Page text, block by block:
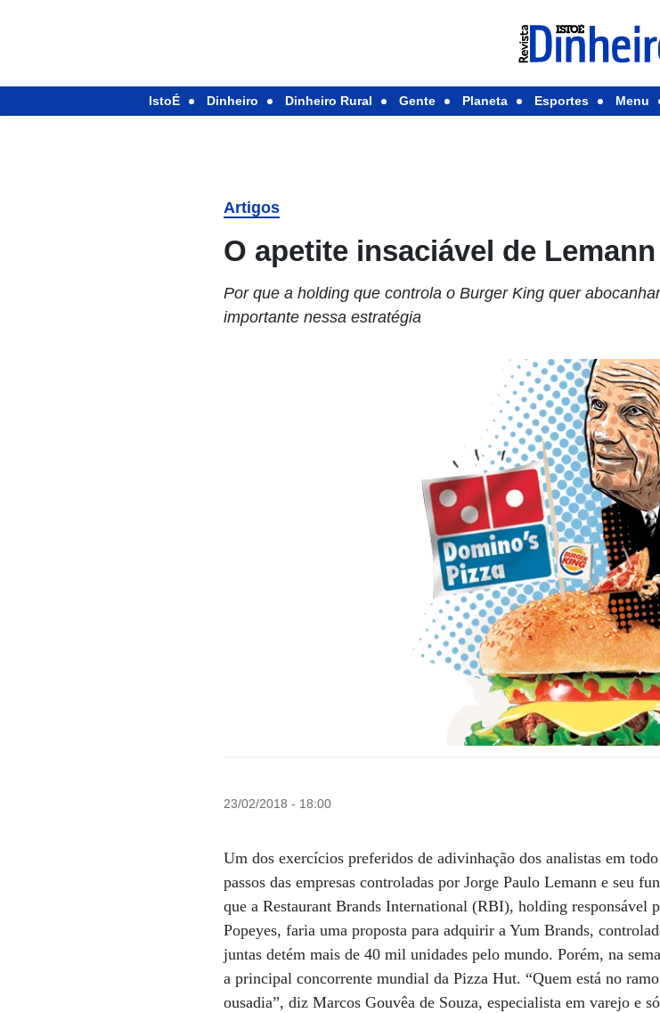
IstoÉ Dinheiro Dinheiro Rural Gente Planeta Esportes Menu
Artigos
O apetite insaciável de Lemann
Por que a holding que controla o Burger King quer
importante nessa estratégia
23/02/2018 - 18:00
Um dos exercícios preferidos de adivinhação dos analistas em
passos das empresas controladas por Jorge Paulo Lemann e seu
que a Restaurant Brands International (RBI), holding responsável
Popeyes, faria uma proposta para adquirir a Yum Brands,
juntas detém mais de 40 mil unidades pelo mundo. Porém, na
a principal concorrente mundial da Pizza Hut. “Quem está no
ousadia”, diz Marcos Gouvêa de Souza, especialista em varejo e